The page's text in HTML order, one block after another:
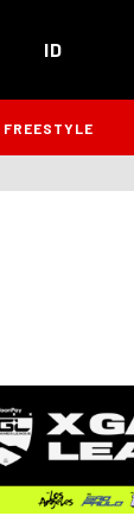
ID
FREESTYLE